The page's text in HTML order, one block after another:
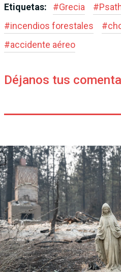
Etiquetas: #Grecia #
#incendios forestales #
#accidente aéreo
Déjanos tus